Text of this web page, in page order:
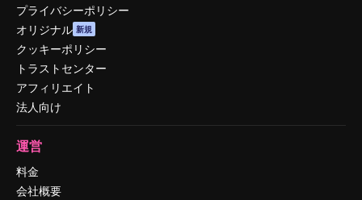
プライバシーポリシー
オリジナル 新規
クッキーポリシー
トラストセンター
アフィリエイト
法人向け
運営
料金
会社概要